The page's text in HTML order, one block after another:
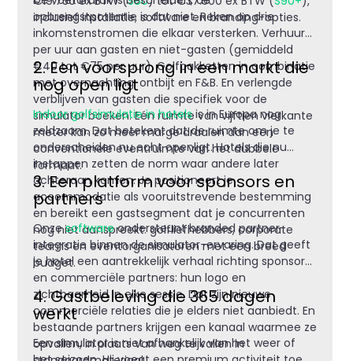
inclusief installatie, software en branding-opties.
opbrengstpotentie is dat niet. Reken op drie
inkomstenstromen die elkaar versterken. Verhuur
per uur aan gasten en niet-gasten (gemiddeld
€40 tot €75 per uur). Golfpakketten in combinatie
met overnachting, ontbijt en F&B. En verlengde
verblijven van gasten die specifiek voor de
simulator boeken. Eén ruimte van vijftien vierkante
meter kan zo meer marge draaien dan een
conventionele eventruimte van het dubbele
formaat.
2. Een voorsprong in een markt die
nog open ligt
Indoor golfsimulatie in hotelsis in Europa nog
zeldzaam. Dat betekent dat de ruimte om je te
onderscheiden nu echt openligt. Hotels die nu
instappen zetten de norm waar andere later
achteraan komen. Je positioneert je
accommodatie als vooruitstrevende bestemming
en bereikt een gastsegment dat je concurrenten
nog niet aanspreekt: golfliefhebbers, corporate
teams en eventorganisatoren met een breed
budget.
3. Een platform voor sponsors en
partners
Onzesoftwareondersteunt branded partner-
integratie binnen de simulator-ervaring. Dat geeft
je hotel een aantrekkelijk verhaal richting sponsors
en commerciële partners: hun logo en
zichtbaarheid in elke sessie. Dat zijn nieuwe
commerciële relaties die je elders niet aanbiedt. En
bestaande partners krijgen een kanaal waarmee ze
opvallen, in plaats van weg te vallen in
4. Gastbeleving die 365 dagen
werkt
Een simulator is niet afhankelijk van het weer of